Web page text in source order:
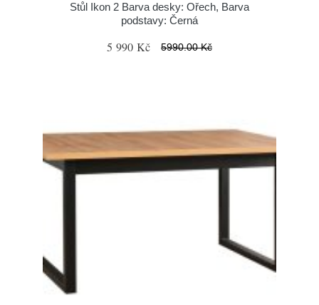
Stůl Ikon 2 Barva desky: Ořech, Barva
podstavy: Černá
5 990 Kč 5990.00 Kč